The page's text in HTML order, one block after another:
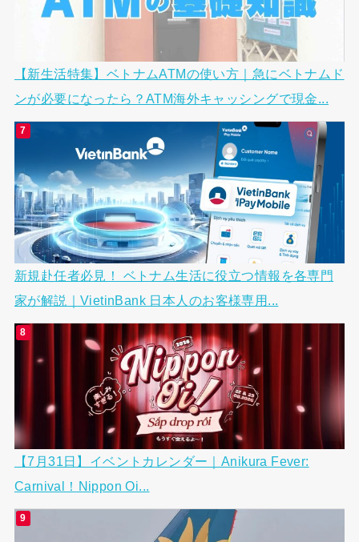
【新生活特集】ベトナムATMの使い方｜急にベトナムド
ンが必要になったら？ATM海外キャッシングで現金...
新規赴任者必見！ ベトナム生活に役立つ情報を各専門
家が解説｜VietinBank 日本人のお客様専用...
【7月31日】イベントカレンダー｜Anikura Fever:
Carnival！Nippon Oi...